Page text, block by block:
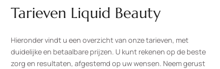
Tarieven Liquid Beauty
Hieronder vindt u een overzicht van onze tarieven, met
duidelijke en betaalbare prijzen. U kunt rekenen op de beste
zorg en resultaten, afgestemd op uw wensen. Neem gerust